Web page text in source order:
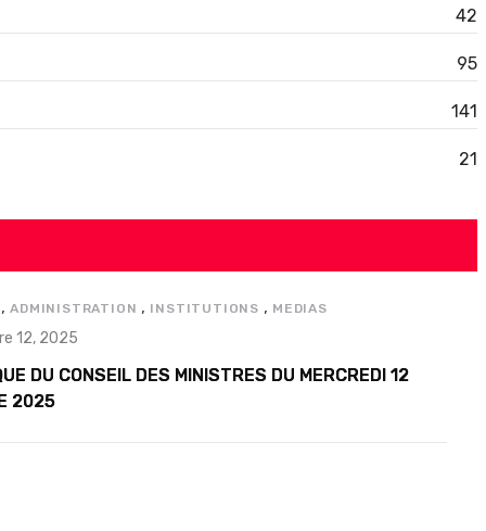
42
95
141
21
ADMINISTRATION , INSTITUTIONS , MEDIAS
12, 2025
DU CONSEIL DES MINISTRES DU MERCREDI 12
2025